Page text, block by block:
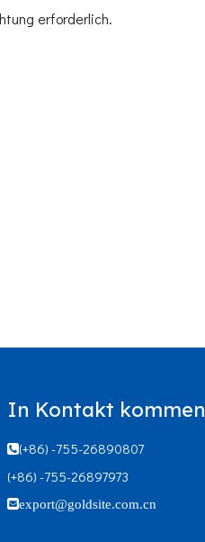
erforderlich.
In Kontakt kommen
(+86) -755-26890807
(+86) -755-26897973
export@goldsite.com.cn